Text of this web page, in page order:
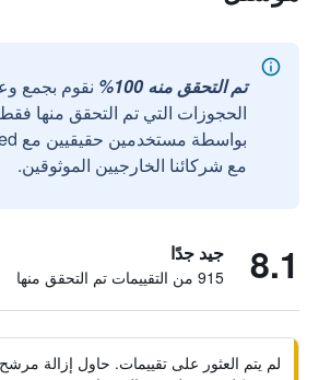
تم التحقق منه 100%
نقوم بجمع
الحجوزات التي تم التحقق منها
مع شركائنا الخارجيين الموثوقين.
8.1 جيد جدًا
915 من التقييمات تم التحقق منها
لم يتم العثور على تقييمات. حاول إزالة